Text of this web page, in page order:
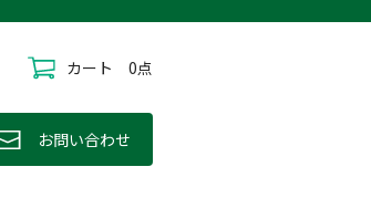
カート 0点
お問い合わせ